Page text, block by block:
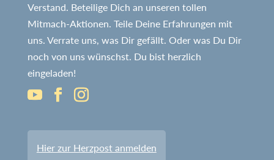
Verstand. Beteilige Dich an unseren tollen
Mitmach-Aktionen. Teile Deine Erfahrungen mit
uns. Verrate uns, was Dir gefällt. Oder was Du Dir
noch von uns wünschst. Du bist herzlich
eingeladen!
Hier zur Herzpost anmelden